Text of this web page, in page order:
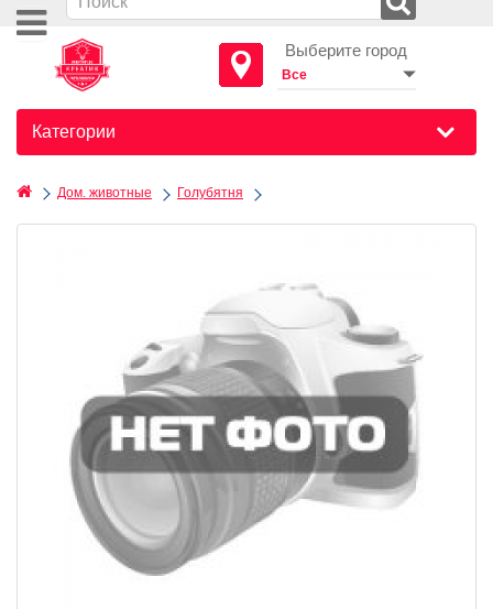
Выберите город
Категории
Дом. животные Голубятня